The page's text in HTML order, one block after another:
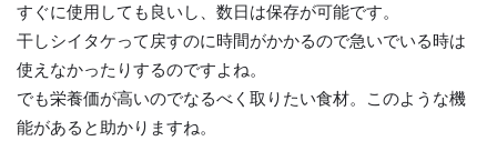
すぐに使用しても良いし、数日は保存が可能です。
干しシイタケって戻すのに時間がかかるので急いでいる時は
使えなかったりするのですよね。
でも栄養価が高いのでなるべく取りたい食材。このような機
能があると助かりますね。